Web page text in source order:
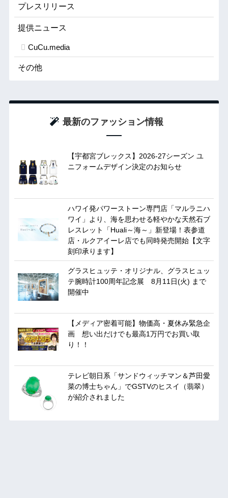
プレスリリース
提供ニュース
CuCu.media
その他
最新のファッション情報
【宇都宮ブレックス】2026-27シーズン ユ
ニフォームデザイン決定のお知らせ
ハワイ発パワーストーン専門店「マルラニハ
ワイ」より、海を思わせる軽やかな天然石ブ
レスレット「Huali～海～」新登場！表参道
店・ルクアイーレ店でも同時発売開始【文字
刻印承ります】
グラスヒュッテ・オリジナル、グラスヒュッ
テ腕時計100周年記念展 8月11日(火) まで
開催中
【メディア密着可能】物価高・夏休み緊急企
画 想い出だけでも最高1万円でお買い取
り！！
テレビ朝日系「サンドウィッチマン＆芦田愛
菜の博士ちゃん」でGSTVのヒスイ（翡翠）
が紹介されました